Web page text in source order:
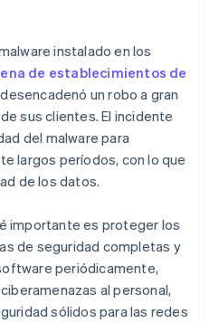
instalado en los
de establecimientos de
desencadenó un robo a gran
sus clientes. El incidente
del malware para
largos períodos, con lo que
de los datos.
importante es proteger los
de seguridad completas y
periódicamente,
al personal,
sólidos para las redes